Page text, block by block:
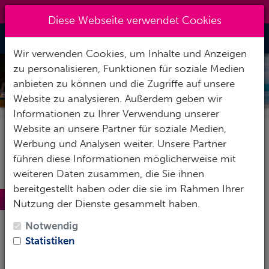
Toggle
MINDORO
Mindoro
Mindoro ist die siebtgrößte Insel der Philippinen und
gehört zurInselgruppe Luzon
Diese Webseite verwendet Cookies
Wir verwenden Cookies, um Inhalte und Anzeigen
zu personalisieren, Funktionen für soziale Medien
anbieten zu können und die Zugriffe auf unsere
Website zu analysieren. Außerdem geben wir
Informationen zu Ihrer Verwendung unserer
Website an unsere Partner für soziale Medien,
Werbung und Analysen weiter. Unsere Partner
führen diese Informationen möglicherweise mit
weiteren Daten zusammen, die Sie ihnen
bereitgestellt haben oder die sie im Rahmen Ihrer
Nutzung der Dienste gesammelt haben.
Notwendig
Statistiken